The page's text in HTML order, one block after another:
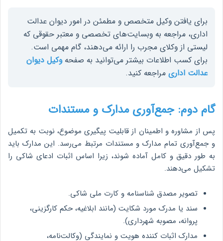
برای یافتن وکیل متخصص و مطمئن در امور دیوان عدالت
اداری، مراجعه به وبسایت‌های تخصصی و معتبر حقوقی که
لیستی از وکلای مجرب را ارائه می‌دهند، گام مهمی است.
برای کسب اطلاعات بیشتر می‌توانید به صفحهوکیل دیوان
عدالت اداری مراجعه کنید.
گام دوم: جمع‌آوری مدارک و مستندات
پس از مشاوره و اطمینان از قابلیت پیگیری موضوع، نوبت به تکمیل
و جمع‌آوری تمام مدارک و مستندات مرتبط می‌رسد. این مدارک باید
به طور دقیق و کامل آماده شوند، زیرا اساس اثبات ادعای شاکی را
تشکیل می‌دهند.
تصویر مصدق شناسنامه و کارت ملی شاکی.
سند یا مدرک مورد شکایت (مانند ابلاغیه، حکم کارگزینی،
پروانه، مصوبه شهرداری).
مدارک اثبات کننده هویت و نمایندگی (وکالت‌نامه،